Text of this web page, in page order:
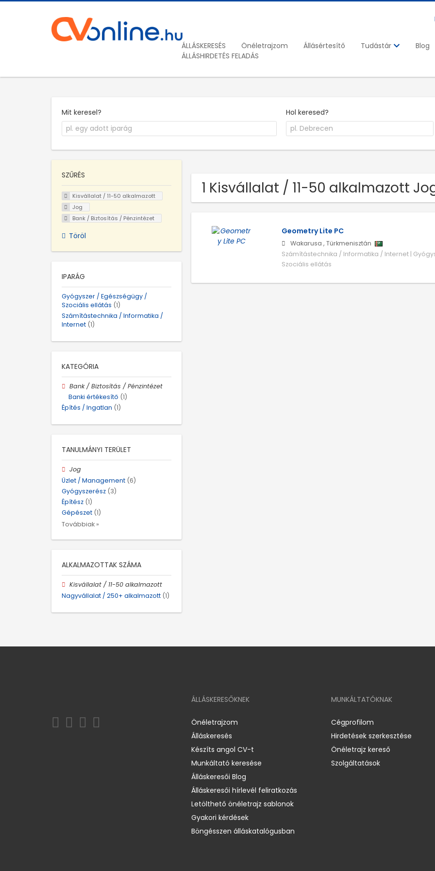
ÁLLÁSKERESÉS Önéletrajzom Állásértesítő Tudástár Blog
ÁLLÁSHIRDETÉS FELADÁS
Mit keresel? Hol keresed?
1 Kisvállalat / 11-50 alkalmazott
Geometry Lite PC
Wakarusa , Türkmenisztán
Számítástechnika / Informatika / Internet |
Szociális ellátás
SZŰRÉS
Kisvállalat / 11-50 alkalmazott
Jog
Bank / Biztosítás / Pénzintézet
Töröl
IPARÁG
Gyógyszer / Egészségügy /
Szociális ellátás (1)
Számítástechnika / Informatika /
Internet (1)
KATEGÓRIA
Bank / Biztosítás / Pénzintézet
Banki értékesítő (1)
Építés / Ingatlan (1)
TANULMÁNYI TERÜLET
Jog
Üzlet / Management (6)
Gyógyszerész (3)
Építész (1)
Gépészet (1)
Továbbiak »
ALKALMAZOTTAK SZÁMA
Kisvállalat / 11-50 alkalmazott
Nagyvállalat / 250+ alkalmazott (1)
ÁLLÁSKERESŐKNEK
Önéletrajzom
Álláskeresés
Készíts angol CV-t
Munkáltató keresése
Álláskeresői Blog
Álláskeresői hírlevél feliratkozás
Letölthető önéletrajz sablonok
Gyakori kérdések
Böngésszen álláskatalógusban
MUNKÁLTATÓKNAK
Cégprofilom
Hirdetések szerkesztése
Önéletrajz kereső
Szolgáltatások